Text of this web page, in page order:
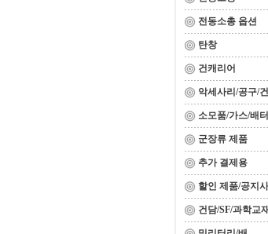
전동소총 옵션
탄창
건캐리어
악세사리/공구/
소모품/가스/배
군장류 제품
추가 결제용
할인 제품/공지
건담/SF/과학교재